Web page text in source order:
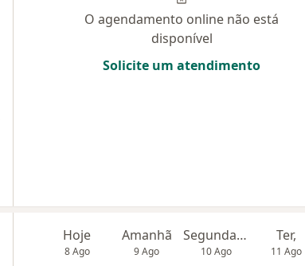
O agendamento online não está
disponível
Solicite um atendimento
Hoje
8 Ago
Amanhã
9 Ago
Segunda-feira
10 Ago
Ter,
11 Ago